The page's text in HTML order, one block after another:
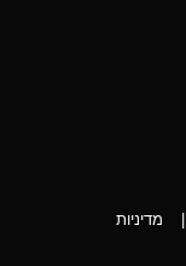
|
מדיניות